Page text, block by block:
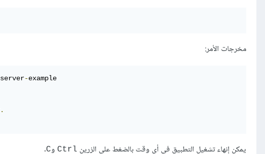
مخرجات الأمر:
server-
.
يمكن إنهاء تشغيل التطبيق في أي وقت بالضغط على الزرين Ctrl وC
.